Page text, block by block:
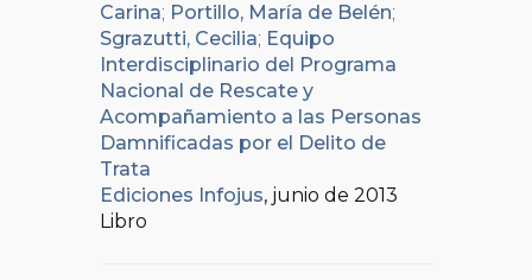
Carina; Portillo, María de Belén;
Sgrazutti, Cecilia; Equipo
Interdisciplinario del Programa
Nacional de Rescate y
Acompañamiento a las Personas
Damnificadas por el Delito de
Trata
Ediciones Infojus, junio de 2013
Libro